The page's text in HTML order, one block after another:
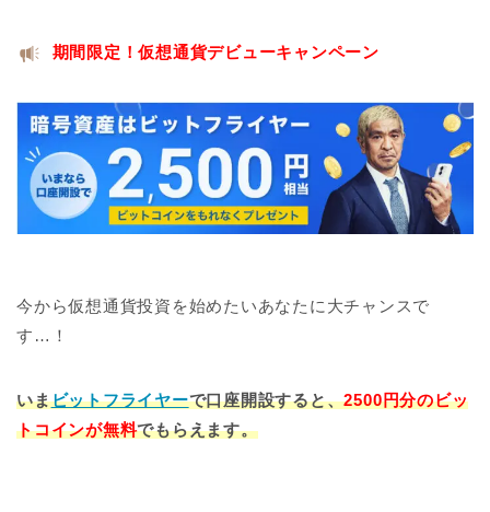
期間限定！仮想通貨デビューキャンペーン
今から仮想通貨投資を始めたいあなたに大チャンスで
す…！
いまビットフライヤーで口座開設すると、2500円分のビッ
トコインが無料でもらえます。